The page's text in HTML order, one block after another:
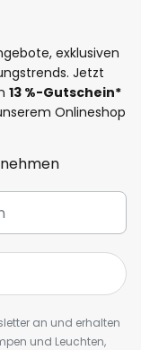
exklusiven
Jetzt
13 %-Gutschein*
Onlineshop
an und erhalten
und Leuchten,